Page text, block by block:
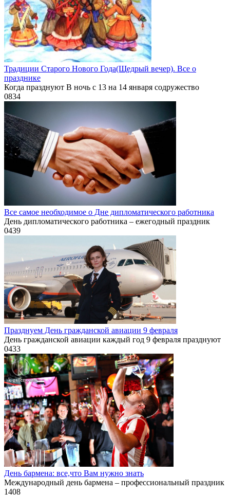
Традиции Старого Нового Года(Щедрый вечер). Все о
празднике
Когда празднуют В ночь с 13 на 14 января содружество
0834
Все самое необходимое о Дне дипломатического работника
День дипломатического работника – ежегодный праздник
0439
Празднуем День гражданской авиации 9 февраля
День гражданской авиации каждый год 9 февраля празднуют
0433
День бармена: все,что Вам нужно знать
Международный день бармена – профессиональный праздник
1408